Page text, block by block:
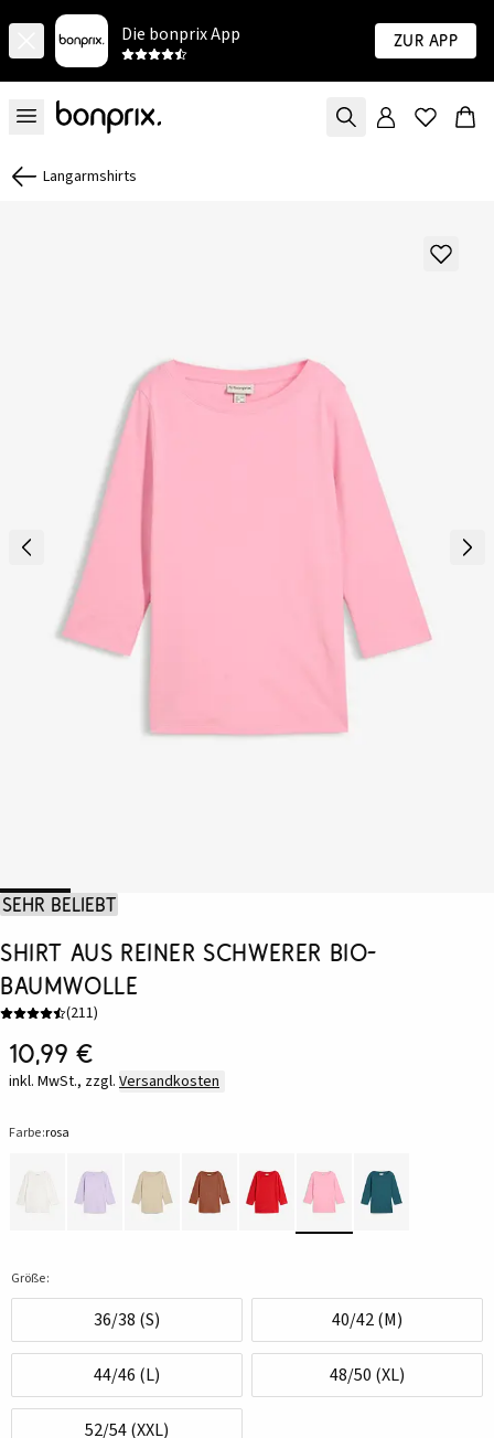
Die bonprix App Zur App
Langarmshirts
Sehr beliebt
Shirt aus reiner schwerer Bio-
Baumwolle
(211)
10,99 €
inkl. MwSt., zzgl. Versandkosten
Farbe:rosa
Größe:
36/38 (S) 40/42 (M)
44/46 (L) 48/50 (XL)
52/54 (XXL)